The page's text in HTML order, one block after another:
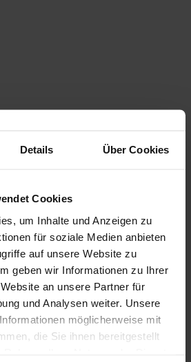
Details Über Cookies
Cookies
um Inhalte und Anzeigen zu
für soziale Medien anbieten
auf unsere Website zu
geben wir Informationen zu Ihrer
an unsere Partner für
und Analysen weiter. Unsere
möglicherweise mit
die Sie ihnen bereitgestellt
side exception has occurred
(see the browser console for more
information).